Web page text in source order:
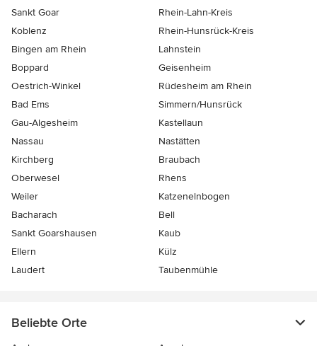
Sankt Goar
Rhein-Lahn-Kreis
Koblenz
Rhein-Hunsrück-Kreis
Bingen am Rhein
Lahnstein
Boppard
Geisenheim
Oestrich-Winkel
Rüdesheim am Rhein
Bad Ems
Simmern/Hunsrück
Gau-Algesheim
Kastellaun
Nassau
Nastätten
Kirchberg
Braubach
Oberwesel
Rhens
Weiler
Katzenelnbogen
Bacharach
Bell
Sankt Goarshausen
Kaub
Ellern
Külz
Laudert
Taubenmühle
Beliebte Orte